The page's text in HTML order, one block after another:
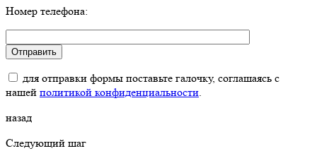
Номер телефона:
для отправки формы поставьте галочку, соглашаясь с
нашей политикой конфиденциальности.
назад
Следующий шаг